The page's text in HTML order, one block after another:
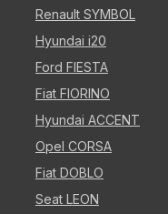
Renault SYMBOL
Hyundai i20
Ford FIESTA
Fiat FIORINO
Hyundai ACCENT
Opel CORSA
Fiat DOBLO
Seat LEON